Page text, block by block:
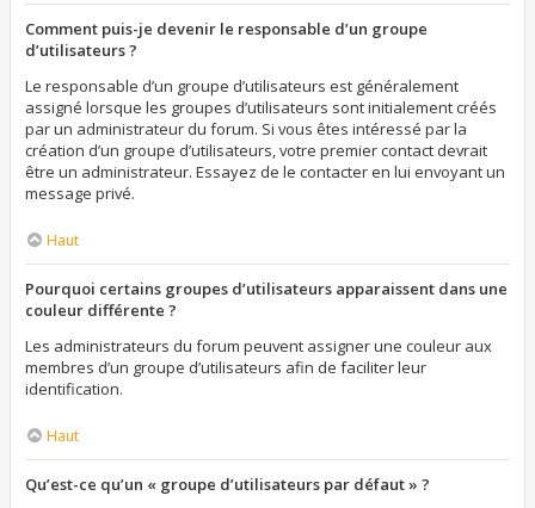
Comment puis-je devenir le responsable d’un groupe
d’utilisateurs ?
Le responsable d’un groupe d’utilisateurs est généralement
assigné lorsque les groupes d’utilisateurs sont initialement créés
par un administrateur du forum. Si vous êtes intéressé par la
création d’un groupe d’utilisateurs, votre premier contact devrait
être un administrateur. Essayez de le contacter en lui envoyant un
message privé.
Haut
Pourquoi certains groupes d’utilisateurs apparaissent dans une
couleur différente ?
Les administrateurs du forum peuvent assigner une couleur aux
membres d’un groupe d’utilisateurs afin de faciliter leur
identification.
Haut
Qu’est-ce qu’un « groupe d’utilisateurs par défaut » ?